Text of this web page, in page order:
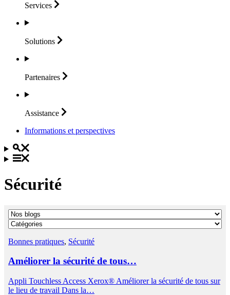
Services
Solutions
Partenaires
Assistance
Informations et perspectives
Sécurité
Bonnes pratiques, Sécurité
Améliorer la sécurité de tous…
Appli Touchless Access Xerox® Améliorer la sécurité de tous sur
le lieu de travail Dans la…